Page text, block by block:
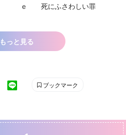
ｅ 死にふさわしい罪
もっと見る
ブックマーク